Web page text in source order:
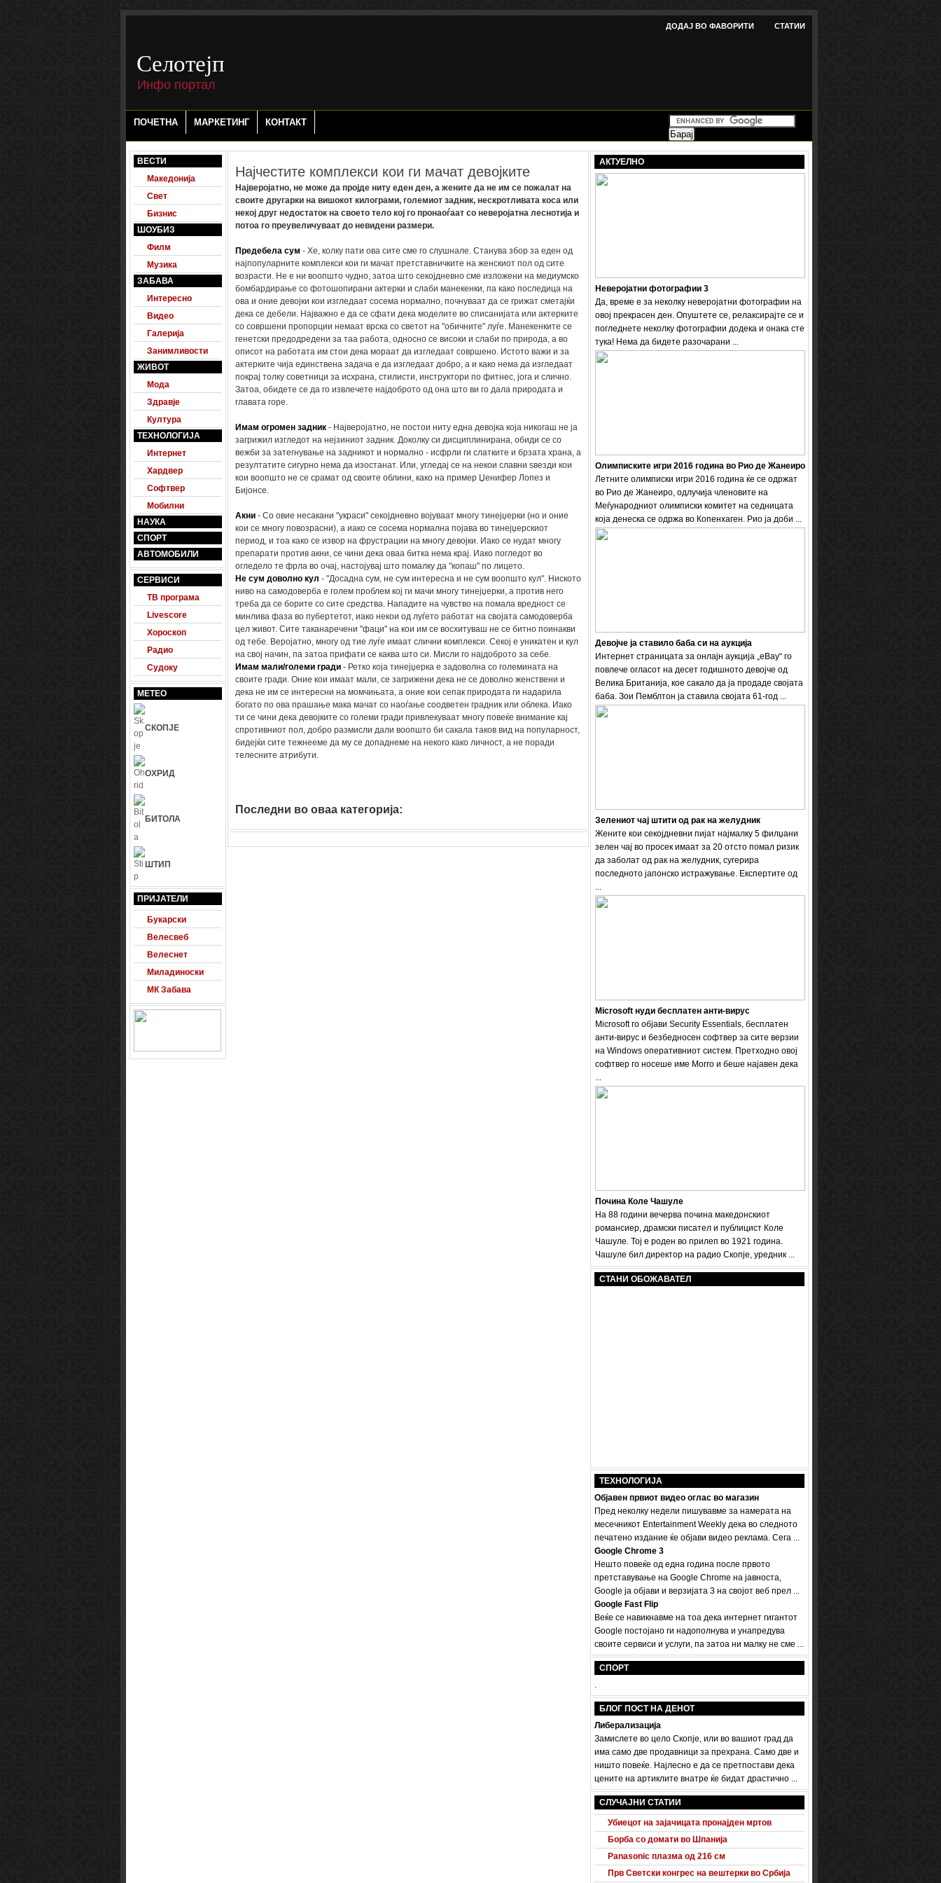
-->
ДОДАЈ ВО ФАВОРИТИ СТАТИИ
Селотејп
Инфо портал
ПОЧЕТНА МАРКЕТИНГ КОНТАКТ
ВЕСТИ
Македонија
Свет
Бизнис
ШОУБИЗ
Филм
Музика
ЗАБАВА
Интересно
Видео
Галерија
Занимливости
ЖИВОТ
Мода
Здравје
Култура
ТЕХНОЛОГИЈА
Интернет
Хардвер
Софтвер
Мобилни
НАУКА
СПОРТ
АВТОМОБИЛИ
СЕРВИСИ
ТВ програма
Livescore
Хороскоп
Радио
Судоку
МЕТЕО
СКОПЈЕ
ОХРИД
БИТОЛА
ШТИП
ПРИЈАТЕЛИ
Будна правда
Букарски
Велесвеб
Велеснет
Миладиноски
МК Забава
Оксиморон
Развигор
Најчестите комплекси кои ги мачат девојките
Најверојатно, не може да пројде ниту еден ден, а жените да не им се пожалат на
своите другарки на вишокот килограми, големиот задник, нескротливата коса или
некој друг недостаток на своето тело кој го пронаоѓаат со неверојатна леснотија и
потоа го преувеличуваат до невидени размери.
Предебела сум - Хе, колку пати ова сите сме го слушнале. Станува збор за еден од
најпопуларните комплекси кои ги мачат претставничките на женскиот пол од сите
возрасти. Не е ни воопшто чудно, затоа што секојдневно сме изложени на медиумско
бомбардирање со фотошопирани актерки и слаби манекенки, па како последица на
ова и оние девојки кои изгледаат сосема нормално, почнуваат да се грижат сметајќи
дека се дебели. Најважно е да се сфати дека моделите во списанијата или актерките
со совршени пропорции немаат врска со светот на "обичните" луѓе. Манекенките се
генетски предодредени за таа работа, односно се високи и слаби по природа, а во
описот на работата им стои дека мораат да изгледаат совршено. Истото важи и за
актерките чија единствена задача е да изгледаат добро, а и како нема да изгледаат
покрај толку советници за исхрана, стилисти, инструктори по фитнес, јога и слично.
Затоа, обидете се да го извлечете најдоброто од она што ви го дала природата и
главата горе.
Имам огромен задник - Најверојатно, не постои ниту една девојка која никогаш не ја
загрижил изгледот на нејзиниот задник. Доколку си дисциплинирана, обиди се со
вежби за затегнување на задникот и нормално - исфрли ги слатките и брзата храна, а
резултатите сигурно нема да изостанат. Или, угледај се на некои славни ѕвезди кои
кои воопшто не се срамат од своите облини, како на пример Џенифер Лопез и
Бијонсе.
Акни - Со овие несакани "украси" секојдневно војуваат многу тинејџерки (но и оние
кои се многу повозрасни), а иако се сосема нормална појава во тинејџерскиот
период, и тоа како се извор на фрустрации на многу девојки. Иако се нудат многу
препарати против акни, се чини дека оваа битка нема крај. Иако погледот во
огледело те фрла во очај, настојувај што помалку да "копаш" по лицето.
Не сум доволно кул - "Досадна сум, не сум интересна и не сум воопшто кул". Ниското
ниво на самодоверба е голем проблем кој ги мачи многу тинејџерки, а против него
треба да се борите со сите средства. Нападите на чувство на помала вредност се
минлива фаза во пубертетот, иако некои од луѓето работат на својата самодоверба
цел живот. Сите таканаречени "фаци" на кои им се восхитуваш не се битно поинакви
од тебе. Веројатно, многу од тие луѓе имаат слични комплекси. Секој е уникатен и кул
на свој начин, па затоа прифати се каква што си. Мисли го најдоброто за себе.
Имам мали/големи гради- Ретко која тинејџерка е задоволна со големината на
своите гради. Оние кои имаат мали, се загрижени дека не се доволно женствени и
дека не им се интересни на момчињата, а оние кои сепак природата ги надарила
богато по ова прашање мака мачат со наоѓање соодветен градник или облека. Иако
ти се чини дека девојките со големи гради привлекуваат многу повеќе внимание кај
спротивниот пол, добро размисли дали воопшто би сакала таков вид на популарност,
бидејќи сите тежнееме да му се допаднеме на некого како личност, а не поради
телесните атрибути.
Последни во оваа категорија:
АКТУЕЛНО
Неверојатни фотографии 3
Да, време е за неколку неверојатни фотографии на
овој прекрасен ден. Опуштете се, релаксирајте се и
погледнете неколку фотографии додека и онака сте
тука! Нема да бидете разочарани ...
Олимписките игри 2016 година во Рио де Жанеиро
Летните олимписки игри 2016 година ќе се одржат
во Рио де Жанеиро, одлучија членовите на
Меѓународниот олимписки комитет на седницата
која денеска се одржа во Копенхаген. Рио ја доби ...
Девојче ја ставило баба си на аукција
Интернет страницата за онлајн аукција „eBay“ го
повлече огласот на десет годишното девојче од
Велика Британија, кое сакало да ја продаде својата
баба. Зои Пемблтон ја ставила својата 61-год ...
Зелениот чај штити од рак на желудник
Жените кои секојдневни пијат најмалку 5 филџани
зелен чај во просек имаат за 20 отсто помал ризик
да заболат од рак на желудник, сугерира
последното јапонско истражување. Експертите од
...
Microsoft нуди бесплатен анти-вирус
Microsoft го објави Security Essentials, бесплатен
анти-вирус и безбедносен софтвер за сите верзии
на Windows оперативниот систем. Претходно овој
софтвер го носеше име Мorro и беше најавен дека
...
Почина Коле Чашуле
На 88 години вечерва почина македонскиот
романсиер, драмски писател и публицист Коле
Чашуле. Тој е роден во прилеп во 1921 година.
Чашуле бил директор на радио Скопје, уредник ...
СТАНИ ОБОЖАВАТЕЛ
ТЕХНОЛОГИЈА
Објавен првиот видео оглас во магазин
Пред неколку недели пишувавме за намерата на
месечникот Entertainment Weekly дека во следното
печатено издание ќе објави видео реклама. Сега ...
Google Chrome 3
Нешто повеќе од една година после првото
претставување на Google Chrome на јавноста,
Google ја објави и верзијата 3 на својот веб прел ...
Google Fast Flip
Веќе се навикнавме на тоа дека интернет гигантот
Google постојано ги надополнува и унапредува
своите сервиси и услуги, па затоа ни малку не сме ...
СПОРТ
.
БЛОГ ПОСТ НА ДЕНОТ
Либерализација
Замислете во цело Скопје, или во вашиот град да
има само две продавници за прехрана. Само две и
ништо повеќе. Најлесно е да се претпостави дека
цените на артиклите внатре ќе бидат драстично ...
СЛУЧАЈНИ СТАТИИ
Audi A5 Sportback потполно разоткриен
Македонско - турски бизнис форум
Убиецот на зајачицата пронајден мртов
Борба со домати во Шпанија
Panasonic плазма од 216 см
Прв Светски конгрес на вештерки во Србија